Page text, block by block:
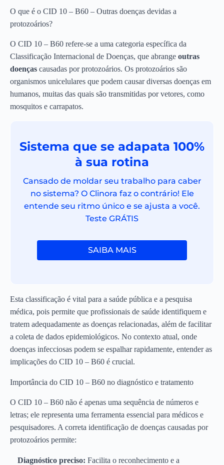
O que é o CID 10 – B60 – Outras doenças devidas a
protozoários?
O CID 10 – B60 refere-se a uma categoria específica da
Classificação Internacional de Doenças, que abrange outras
doenças causadas por protozoários. Os protozoários são
organismos unicelulares que podem causar diversas doenças em
humanos, muitas das quais são transmitidas por vetores, como
mosquitos e carrapatos.
Sistema que se adapata 100%
à sua rotina
Cansado de moldar seu trabalho para caber
no sistema? O Clinora faz o contrário! Ele
entende seu ritmo único e se ajusta a você.
Teste GRÁTIS
SAIBA MAIS
Esta classificação é vital para a saúde pública e a pesquisa
médica, pois permite que profissionais de saúde identifiquem e
tratem adequadamente as doenças relacionadas, além de facilitar
a coleta de dados epidemiológicos. No contexto atual, onde
doenças infecciosas podem se espalhar rapidamente, entender as
implicações do CID 10 – B60 é crucial.
Importância do CID 10 – B60 no diagnóstico e tratamento
O CID 10 – B60 não é apenas uma sequência de números e
letras; ele representa uma ferramenta essencial para médicos e
pesquisadores. A correta identificação de doenças causadas por
protozoários permite:
Diagnóstico preciso: Facilita o reconhecimento e a